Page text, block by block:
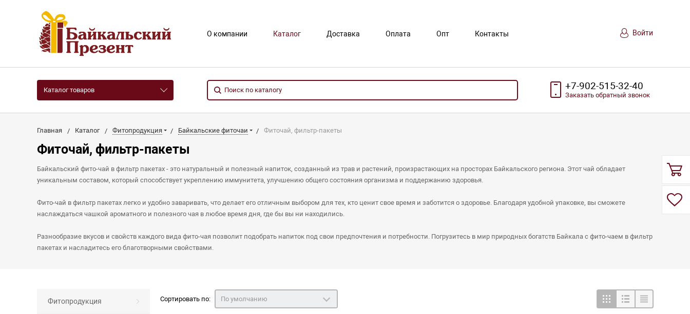
О компании Каталог Доставка Оплата Опт Контакты Войти
Каталог товаров +7-902-515-32-40
Заказать обратный звонок
Главная Каталог Фитопродукция Байкальские фиточаи Фиточай, фильтр-пакеты
Фиточай, фильтр-пакеты
Байкальский фито-чай в фильтр пакетах - это натуральный и полезный напиток, созданный из трав и растений, произрастающих на просторах Байкальского региона. Этот чай обладает
уникальным составом, который способствует укреплению иммунитета, улучшению общего состояния организма и поддержанию здоровья.
Фито-чай в фильтр пакетах легко и удобно заваривать, что делает его отличным выбором для тех, кто ценит свое время и заботится о здоровье. Благодаря удобной упаковке, вы сможете
наслаждаться чашкой ароматного и полезного чая в любое время дня, где бы вы ни находились.
Разнообразие вкусов и свойств каждого вида фито-чая позволит подобрать напиток под свои предпочтения и потребности. Погрузитесь в мир природных богатств Байкала с фито-чаем в фильтр
пакетах и насладитесь его благотворными свойствами.
Фитопродукция Сортировать по: По умолчанию